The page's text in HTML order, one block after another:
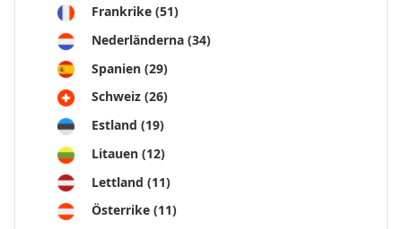
Frankrike (51)
Nederländerna (34)
Spanien (29)
Schweiz (26)
Estland (19)
Litauen (12)
Lettland (11)
Österrike (11)